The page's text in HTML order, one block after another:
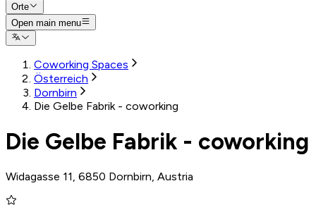
Orte
Open main menu
Coworking Spaces
Österreich
Dornbirn
Die Gelbe Fabrik - coworking
Die Gelbe Fabrik - coworking
Widagasse 11, 6850 Dornbirn, Austria